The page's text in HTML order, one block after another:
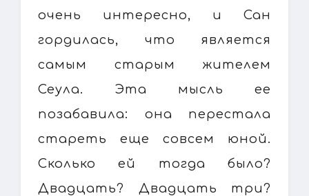
очень интересно, и Сан
гордилась, что является
самым старым жителем
Сеула. Эта мысль ее
позабавила: она перестала
стареть еще совсем юной.
Сколько ей тогда было?
Двадцать? Двадцать три?